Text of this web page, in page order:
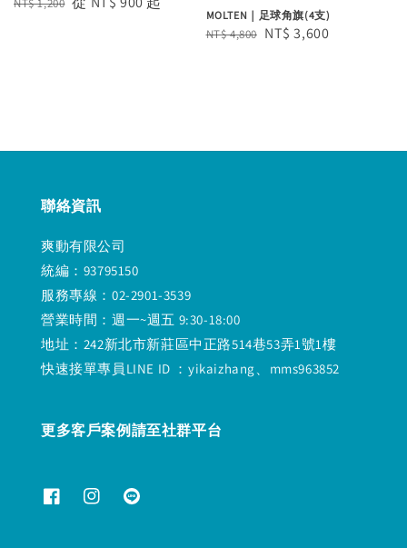
NT$ 1,200
MOLTEN｜足球角旗(4支)
Regular
NT$ 4,800 Sale
NT$ 3,600
聯絡資訊
爽動有限公司
統編：93795150
服務專線：02-2901-3539
營業時間：週一~週五 9:30-18:00
地址：242新北市新莊區中正路514巷53弄1號1樓
快速接單專員LINE ID ：yikaizhang、mms963852
更多客戶案例請至社群平台